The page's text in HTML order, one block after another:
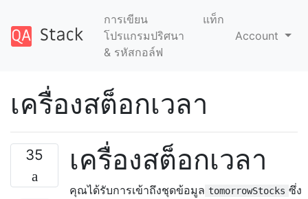
การเขียน
โปรแกรมปริศนา
& รหัสกอล์ฟ
แท็ก
Account
เครื่องสต็อกเวลา
35 เครื่องสต็อกเวลา
คุณได้รับการเข้าถึงชุดข้อมูล tomorrowStocks ซึ่ง